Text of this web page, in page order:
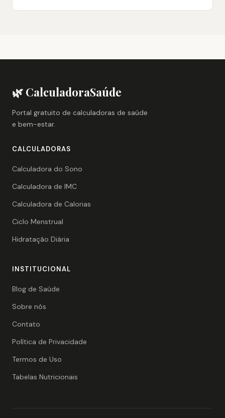
🌿 CalculadoraSaúde
Portal gratuito de calculadoras de saúde
e bem-estar.
CALCULADORAS
Calculadora do Sono
Calculadora de IMC
Calculadora de Calorias
Ciclo Menstrual
Hidratação Diária
INSTITUCIONAL
Blog de Saúde
Sobre nós
Contato
Política de Privacidade
Termos de Uso
Tabelas Nutricionais